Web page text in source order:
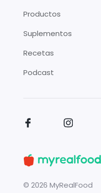
Productos
Suplementos
Recetas
Podcast
© 2026 MyRealFood